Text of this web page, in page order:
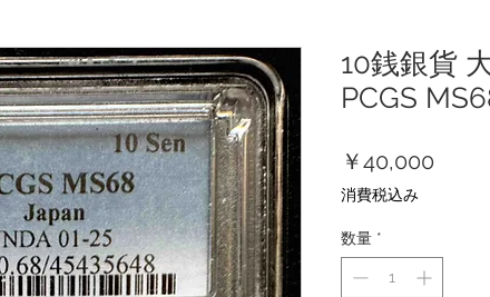
10銭銀貨
PCGS
￥40,000
消費税込み
数量 *